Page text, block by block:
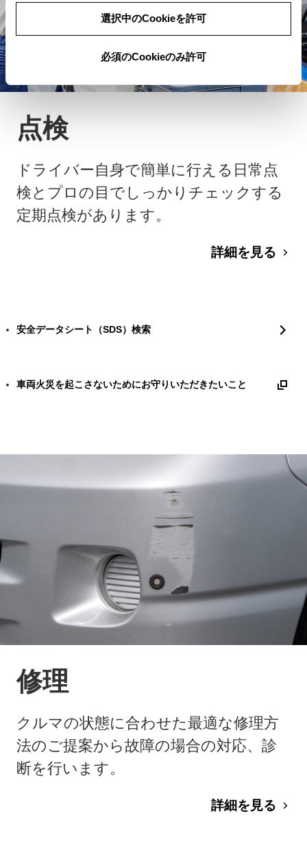
選択中のCookieを許可
必須のCookieのみ許可
点検
ドライバー自身で簡単に行える日常点
検とプロの目でしっかりチェックする
定期点検があります。
詳細を見る
安全データシート（SDS）検索
車両火災を起こさないためにお守りいただきたいこと
修理
クルマの状態に合わせた最適な修理方
法のご提案から故障の場合の対応、診
断を行います。
詳細を見る